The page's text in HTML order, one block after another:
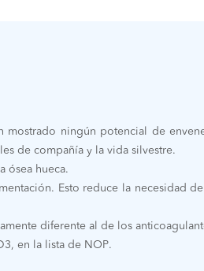
ningún potencial de
de compañía y la vida silvestre.
ósea hueca.
Esto reduce la necesidad
diferente al de los
en la lista de NOP.